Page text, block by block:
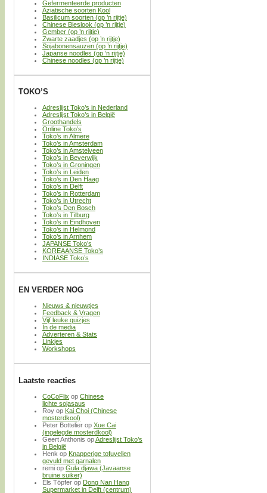
Gefermenteerde producten
Aziatische soorten Kool
Basilicum soorten (op ’n rijtje)
Chinese Bieslook (op ’n rijtje)
Gember (op ’n rijtje)
Zwarte zaadjes (op ’n rijtje)
Sojabonensauzen (op ’n rijtje)
Japanse noodles (op ’n rijtje)
Chinese noodles (op ’n rijtje)
TOKO’S
Adreslijst Toko’s in Nederland
Adreslijst Toko’s in België
Groothandels
Online Toko’s
Toko’s in Almere
Toko’s in Amsterdam
Toko’s in Amstelveen
Toko’s in Beverwijk
Toko’s in Groningen
Toko’s in Leiden
Toko’s in Den Haag
Toko’s in Delft
Toko’s in Rotterdam
Toko’s in Utrecht
Toko’s Den Bosch
Toko’s in Tilburg
Toko’s in Eindhoven
Toko’s in Helmond
Toko’s in Arnhem
JAPANSE Toko’s
KOREAANSE Toko’s
INDIASE Toko’s
EN VERDER NOG
Nieuws & nieuwtjes
Feedback & Vragen
Vijf leuke quizjes
In de media
Adverteren & Stats
Linkjes
Workshops
Laatste reacties
CoCoFlix op Chinese
lichte sojasaus
Roy op Kai Choi (Chinese
mosterdkool)
Peter Bottelier op Xue Cai
(ingelegde mosterdkool)
Geert Anthonis opAdreslijst Toko’s
in België
Henk op Knapperige tofuvellen
gevuld met garnalen
remi op Gula djawa (Javaanse
bruine suiker)
Els Töpfer op Dong Nan Hang
Supermarket in Delft (centrum)